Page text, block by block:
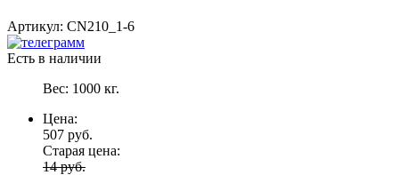
Артикул: CN210_1-6
Есть в наличии
Вес: 1000 кг.
Цена:
507 руб.
Старая цена:
14 руб.